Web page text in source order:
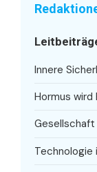
Innere
Hormus
Gesellschaft
Technologie